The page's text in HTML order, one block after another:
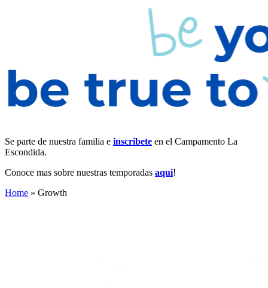
Se parte de nuestra familia e inscribete en el Campamento La
Escondida.
Conoce mas sobre nuestras temporadas aqui!
Home » Growth